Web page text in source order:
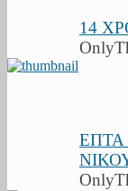
14